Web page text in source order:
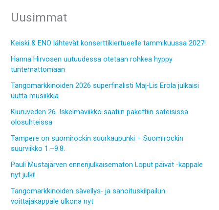
Uusimmat
Keiski & ENO lähtevät konserttikiertueelle tammikuussa 2027!
Hanna Hirvosen uutuudessa otetaan rohkea hyppy
tuntemattomaan
Tangomarkkinoiden 2026 superfinalisti Maj-Lis Erola julkaisi
uutta musiikkia
Kiuruveden 26. Iskelmäviikko saatiin pakettiin sateisissa
olosuhteissa
Tampere on suomirockin suurkaupunki – Suomirockin
suurviikko 1.–9.8.
Pauli Mustajärven ennenjulkaisematon Loput päivät -kappale
nyt julki!
Tangomarkkinoiden sävellys- ja sanoituskilpailun
voittajakappale ulkona nyt